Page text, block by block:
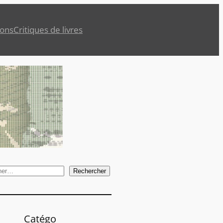
Critiques de livres
Rechercher
Catégo